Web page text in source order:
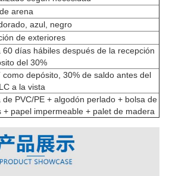
arena
azul, negro
de exteriores
60 días hábiles después de la recepción
del 30%
como depósito, 30% de saldo antes del
a la vista
de PVC/PE + algodón perlado + bolsa de
+ papel impermeable + palet de madera